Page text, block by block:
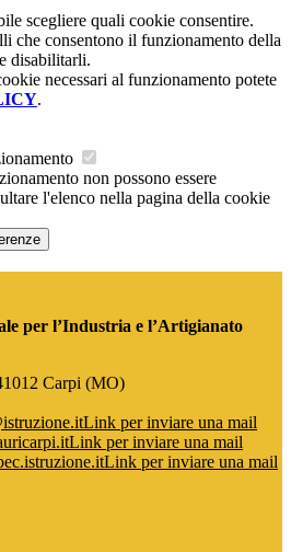
scegliere quali cookie consentire.
che consentono il funzionamento della
disabilitarli.
necessari al funzionamento potete
.
non possono essere
l'elenco nella pagina della cookie
per l’Industria e l’Artigianato
Carpi (MO)
Link per inviare una mail
Link per inviare una mail
Link per inviare una mail